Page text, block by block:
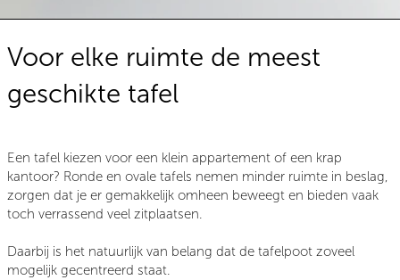
Voor elke ruimte de meest
geschikte tafel
Een tafel kiezen voor een klein appartement of een krap
kantoor? Ronde en ovale tafels nemen minder ruimte in beslag,
zorgen dat je er gemakkelijk omheen beweegt en bieden vaak
toch verrassend veel zitplaatsen.
Daarbij is het natuurlijk van belang dat de tafelpoot zoveel
mogelijk gecentreerd staat.